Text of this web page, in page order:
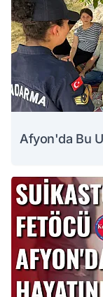
Afyon'da Bu